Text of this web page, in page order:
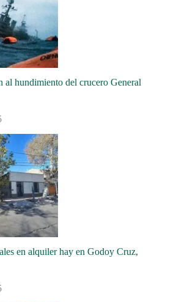
al hundimiento del crucero General
en alquiler hay en Godoy Cruz,